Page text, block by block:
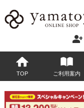
person_add
TOP ご利用案内